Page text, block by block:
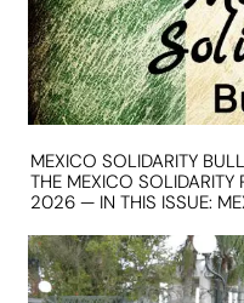
MEXICO SOLIDARITY
THE MEXICO
2026 — IN THIS ISSUE: